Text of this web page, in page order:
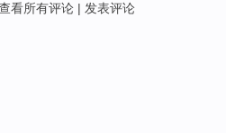
看所有评论 | 发表评论